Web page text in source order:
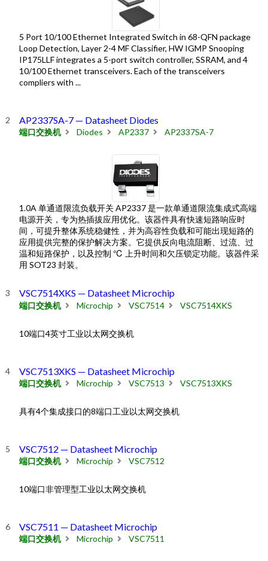
5 Port 10/100 Ethernet Integrated Switch in 68-QFN package
Loop Detection, Layer 2-4 MF Classifier, HW IGMP Snooping
IP175LLF integrates a 5-port switch controller, SSRAM, and 4
10/100 Ethernet transceivers. Each of the transceivers
compliers with ...
AP2337SA-7 — Datasheet Diodes
端口交换机 Diodes AP2337 AP2337SA-7
1.0A 单通道限流负载开关 AP2337 是一款单通道限流集成式高端
电源开关，专为热插拔应用优化。该器件具有快速短路响应时
间，可提升整体系统稳健性，并为高容性负载和可能出现短路的
应用提供完整的保护解决方案。它提供反向电流阻断、过流、过
温和短路保护，以及控制 ℃ 上升时间和欠压锁定功能。该器件采
用 SOT23 封装。
VSC7514XKS — Datasheet Microchip
端口交换机 Microchip VSC7514 VSC7514XKS
10端口4英寸工业以太网交换机
VSC7513XKS — Datasheet Microchip
端口交换机 Microchip VSC7513 VSC7513XKS
具有4个集成接口的8端口工业以太网交换机
VSC7512 — Datasheet Microchip
端口交换机 Microchip VSC7512
10端口非管理型工业以太网交换机
VSC7511 — Datasheet Microchip
端口交换机 Microchip VSC7511